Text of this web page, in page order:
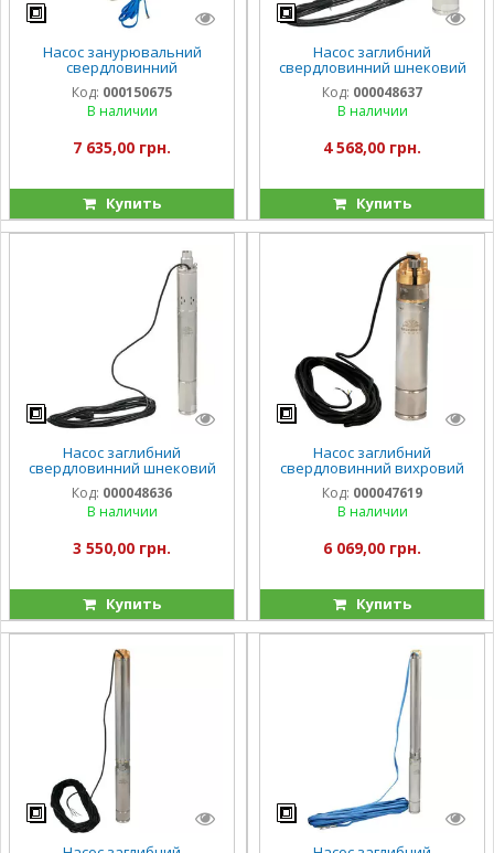
Насос занурювальний
свердловинний
відцентровий стійкий до
піску Vitals Aqua PRO 3.5-
13SD 3048-1.0r
Код: 000150675
В наличии
7 635,00 грн.
Купить
Насос заглибний
свердловинний шнековий
Vitals aqua 4DS 1571-1.0r
Код: 000048637
В наличии
4 568,00 грн.
Купить
Насос заглибний
свердловинний шнековий
Vitals aqua 3DS 1253-0.75r
Код: 000048636
В наличии
3 550,00 грн.
Купить
Насос заглибний
свердловинний вихровий
Vitals aqua 4DV 2032-1.3r
Код: 000047619
В наличии
6 069,00 грн.
Купить